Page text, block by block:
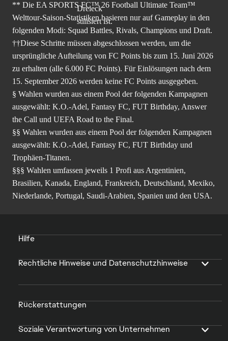
** Die EA SPORTS FC™ 26 Football Ultimate Team™
Welttour-Saison-Statistiken basieren nur auf Gameplay in den
folgenden Modi: Squad Battles, Rivals, Champions und Draft.
††Diese Schritte müssen abgeschlossen werden, um die
ursprüngliche Aufteilung von FC Points bis zum 15. Juni 2026
zu erhalten (alle 6.000 FC Points). Für Einlösungen nach dem
15. September 2026 werden keine FC Points ausgegeben.
§ Wahlen wurden aus einem Pool der folgenden Kampagnen
ausgewählt: K.O.-Adel, Fantasy FC, FUT Birthday, Answer
the Call und UEFA Road to the Final.
§§ Wahlen wurden aus einem Pool der folgenden Kampagnen
ausgewählt: K.O.-Adel, Fantasy FC, FUT Birthday und
Trophäen-Titanen.
§§§ Wahlen umfassen jeweils 1 Profi aus Argentinien,
Brasilien, Kanada, England, Frankreich, Deutschland, Mexiko,
Niederlande, Portugal, Saudi-Arabien, Spanien und den USA.
Hilfe
Rechtliche Hinweise und Datenschutzhinweise
Rückerstattungen
Soziale Verantwortung von Unternehmen